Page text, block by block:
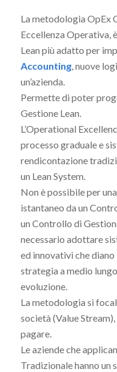
La metodologia OpEx
Eccellenza Operativa,
Lean più adatto per
Accounting, nuove
un’azienda.
Permette di poter
Gestione Lean.
L’Operational
processo graduale e
rendicontazione
un Lean System.
Non è possibile per
istantaneo da un
un Controllo di
necessario adottare
ed innovativi che
strategia a medio
evoluzione.
La metodologia si
società (Value
pagare.
Le aziende che
Tradizionale hanno un